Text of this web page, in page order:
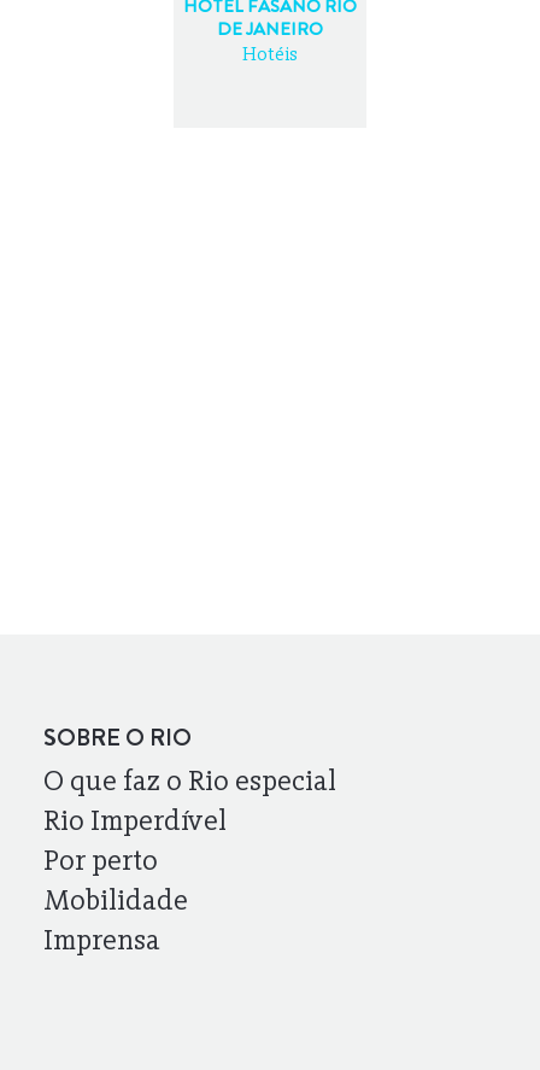
HOTEL FASANO RIO
DE JANEIRO
Hotéis
SOBRE O RIO
O que faz o Rio especial
Rio Imperdível
Por perto
Mobilidade
Imprensa